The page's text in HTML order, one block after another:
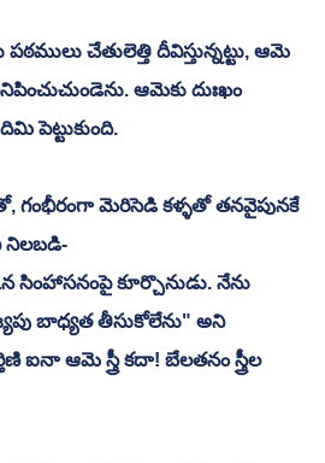
పఠములు చేతులెత్తి దీవిస్తున్నట్టు, ఆమె
ఆమెకు దుఃఖం
పెట్టుకుంది.
గంభీరంగా మెరిసెడి కళ్ళతో తనవైపునకే
నిలబడి-
సింహాసనంపై కూర్చొనుడు. నేను
బాధ్యత తీసుకోలేను" అని
ఐనా ఆమె స్త్రీ కదా! బేలతనం స్త్రీల